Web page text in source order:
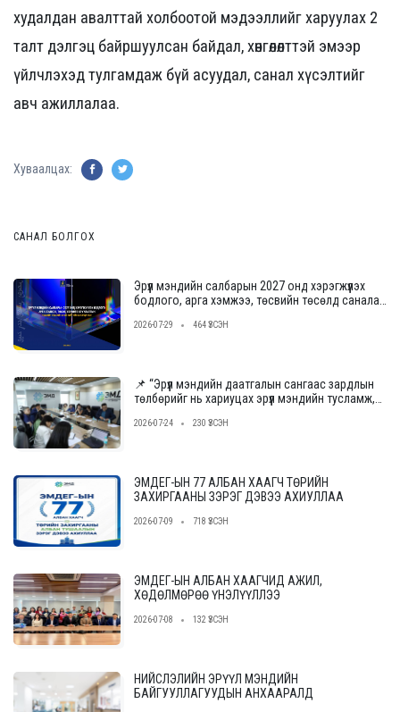
худалдан авалттай холбоотой мэдээллийг харуулах 2
талт дэлгэц байршуулсан байдал, хөнгөлөлттэй эмээр
үйлчлэхэд тулгамдаж бүй асуудал, санал хүсэлтийг
авч ажиллалаа.
Хуваалцах:
САНАЛ БОЛГОХ
Эрүүл мэндийн салбарын 2027 онд хэрэгжүүлэх
бодлого, арга хэмжээ, төсвийн төсөлд саналаа
2026-07-29 464 ҮЗСЭН
📌 “Эрүүл мэндийн даатгалын сангаас зардлын
төлбөрийг нь хариуцах эрүүл мэндийн тусламж,
шалгаруулах журам”-ын төслийн ээлжит
2026-07-24 230 ҮЗСЭН
ЭМДЕГ-ЫН 77 АЛБАН ХААГЧ ТӨРИЙН
ЗАХИРГААНЫ ЗЭРЭГ ДЭВЭЭ АХИУЛЛАА
2026-07-09 718 ҮЗСЭН
ЭМДЕГ-ЫН АЛБАН ХААГЧИД АЖИЛ,
ХӨДӨЛМӨРӨӨ ҮНЭЛҮҮЛЛЭЭ
2026-07-08 132 ҮЗСЭН
НИЙСЛЭЛИЙН ЭРҮҮЛ МЭНДИЙН
БАЙГУУЛЛАГУУДЫН АНХААРАЛД